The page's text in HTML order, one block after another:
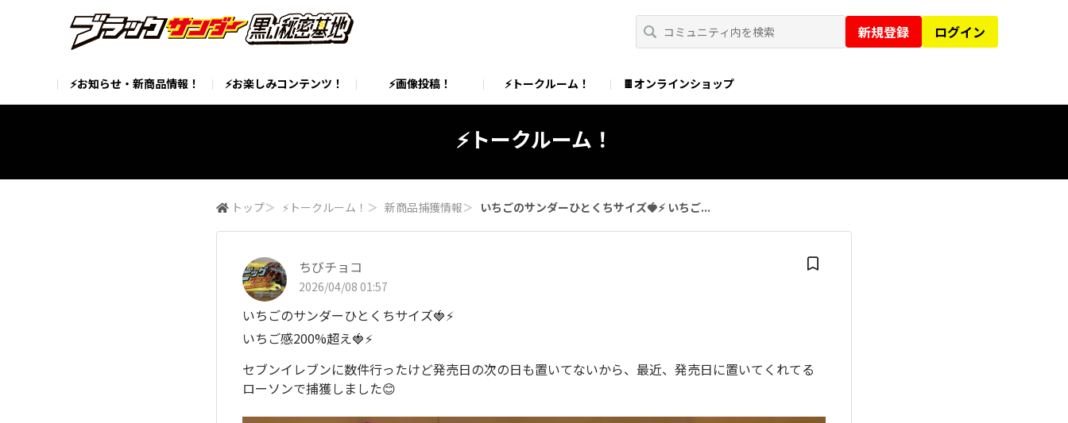
新規登録 ログイン
⚡お知らせ・新商品情報！ ⚡お楽しみコンテンツ！ ⚡画像投稿！ ⚡トークルーム！ 🍫オンラインショップ
⚡トークルーム！
トップ＞ ⚡トークルーム！ ＞ 新商品捕獲情報＞ いちごのサンダーひとくちサイズ🍓⚡️ いちご...
ちびチョコ
2026/04/08 01:57
いちごのサンダーひとくちサイズ🍓⚡️
いちご感200%超え🍓⚡️
セブンイレブンに数件行ったけど発売日の次の日も置いてないから、最近、発売日に置いてくれてる
ローソンで捕獲しました😊